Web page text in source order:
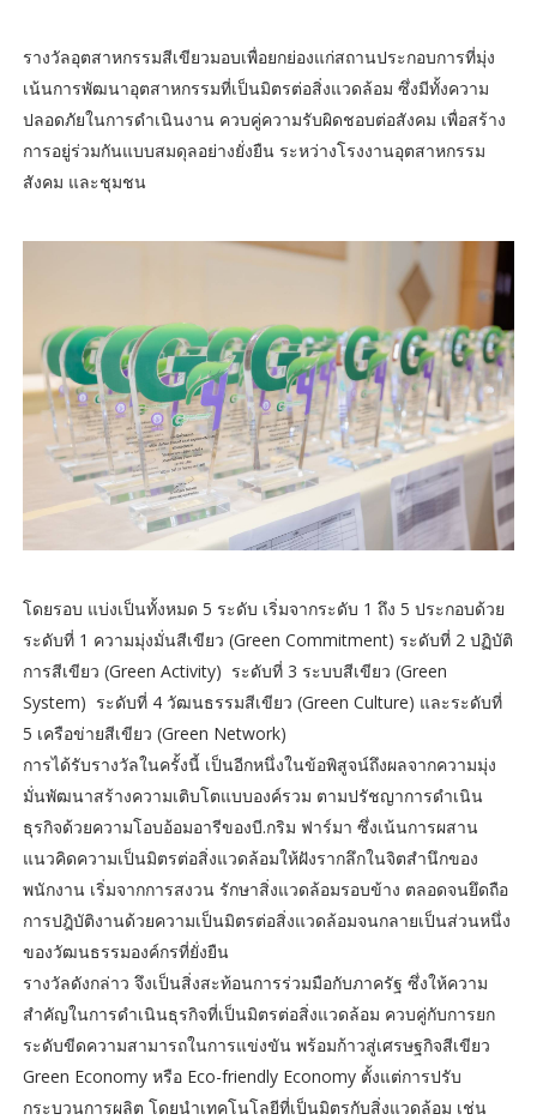
รางวัลอุตสาหกรรมสีเขียวมอบเพื่อยกย่องแก่สถานประกอบการที่มุ่ง
เน้นการพัฒนาอุตสาหกรรมที่เป็นมิตรต่อสิ่งแวดล้อม ซึ่งมีทั้งความ
ปลอดภัยในการดำเนินงาน ควบคู่ความรับผิดชอบต่อสังคม เพื่อสร้าง
การอยู่ร่วมกันแบบสมดุลอย่างยั่งยืน ระหว่างโรงงานอุตสาหกรรม
สังคม และชุมชน
โดยรอบ แบ่งเป็นทั้งหมด 5 ระดับ เริ่มจากระดับ 1 ถึง 5 ประกอบด้วย
ระดับที่ 1 ความมุ่งมั่นสีเขียว (Green Commitment) ระดับที่ 2 ปฏิบัติ
การสีเขียว (Green Activity) ระดับที่ 3 ระบบสีเขียว (Green
System) ระดับที่ 4 วัฒนธรรมสีเขียว (Green Culture) และระดับที่
5 เครือข่ายสีเขียว (Green Network)
การได้รับรางวัลในครั้งนี้ เป็นอีกหนึ่งในข้อพิสูจน์ถึงผลจากความมุ่ง
มั่นพัฒนาสร้างความเติบโตแบบองค์รวม ตามปรัชญาการดำเนิน
ธุรกิจด้วยความโอบอ้อมอารีของบี.กริม ฟาร์มา ซึ่งเน้นการผสาน
แนวคิดความเป็นมิตรต่อสิ่งแวดล้อมให้ฝังรากลึกในจิตสำนึกของ
พนักงาน เริ่มจากการสงวน รักษาสิ่งแวดล้อมรอบข้าง ตลอดจนยึดถือ
การปฎิบัติงานด้วยความเป็นมิตรต่อสิ่งแวดล้อมจนกลายเป็นส่วนหนึ่ง
ของวัฒนธรรมองค์กรที่ยั่งยืน
รางวัลดังกล่าว จึงเป็นสิ่งสะท้อนการร่วมมือกับภาครัฐ ซึ่งให้ความ
สำคัญในการดำเนินธุรกิจที่เป็นมิตรต่อสิ่งแวดล้อม ควบคู่กับการยก
ระดับขีดความสามารถในการแข่งขัน พร้อมก้าวสู่เศรษฐกิจสีเขียว
Green Economy หรือ Eco-friendly Economy ตั้งแต่การปรับ
กระบวนการผลิต โดยนำเทคโนโลยีที่เป็นมิตรกับสิ่งแวดล้อม เช่น